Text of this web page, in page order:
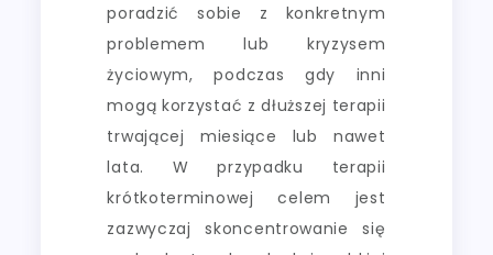
poradzić sobie z konkretnym
problemem lub kryzysem
życiowym, podczas gdy inni
mogą korzystać z dłuższej terapii
trwającej miesiące lub nawet
lata. W przypadku terapii
krótkoterminowej celem jest
zazwyczaj skoncentrowanie się